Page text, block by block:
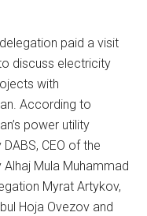
paid a visit
discuss electricity
with
According to
power utility
CEO of the
Mula Muhammad
Myrat Artykov,
Hoja Ovezov and